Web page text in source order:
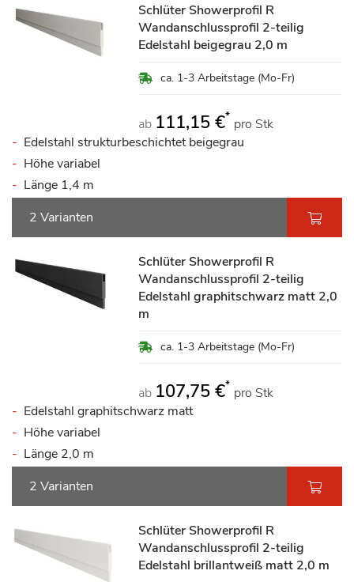
Schlüter Showerprofil R
Wandanschlussprofil 2-teilig
Edelstahl beigegrau 2,0 m
ca. 1-3 Arbeitstage (Mo-Fr)
ab 111,15 €* pro Stk
Edelstahl strukturbeschichtet beigegrau
Höhe variabel
Länge 1,4 m
2 Varianten
Schlüter Showerprofil R
Wandanschlussprofil 2-teilig
Edelstahl graphitschwarz matt 2,0
m
ca. 1-3 Arbeitstage (Mo-Fr)
ab 107,75 €* pro Stk
Edelstahl graphitschwarz matt
Höhe variabel
Länge 2,0 m
2 Varianten
Schlüter Showerprofil R
Wandanschlussprofil 2-teilig
Edelstahl brillantweiß matt 2,0 m